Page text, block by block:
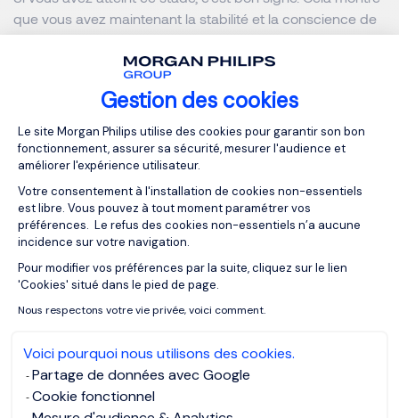
Gestion des cookies
Plateforme de Gestion du
Le site Morgan Philips utilise des cookies pour garantir son bon
fonctionnement, assurer sa sécurité, mesurer l'audience et
améliorer l'expérience utilisateur.
Votre consentement à l'installation de cookies non-essentiels
est libre. Vous pouvez à tout moment paramétrer vos
préférences. Le refus des cookies non-essentiels n’a aucune
incidence sur votre navigation.
Pour modifier vos préférences par la suite, cliquez sur le lien
'Cookies' situé dans le pied de page.
Nous respectons votre vie privée, voici comment.
Voici pourquoi nous utilisons des cookies.
Partage de données avec Google
Cookie fonctionnel
Axeptio consent
que vous avez maintenant la stabilité et la conscience de
soi nécessaires pour commencer à réfléchir à vos vraies
valeurs et à définir votre propre voie.
Comme Brianna Wiest l'a observé sur Thought Catalog,
"lorsque vous commencez à vraiment réussir, vous
commencez également à réaliser à quel point cela
importe peu. Vous commencerez à réaliser que ce n'est
pas la réponse à vos problèmes et que vous appréciez
également les gens. Le vrai succès consiste à réaliser que
le succès n'est pas tout ce que les gens pensent qu'il est,
et c'est un privilège de pouvoir le savoir.”
Article inspiré de l’article 3 Kinds of Self-Doubt That Are
Magazine.
MORGAN PHILIPS GROUP